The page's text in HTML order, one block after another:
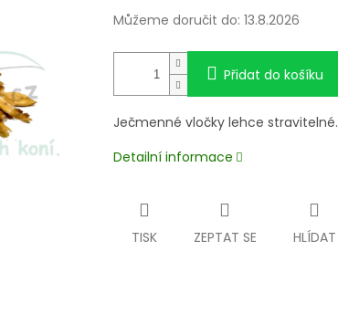
Můžeme doručit do: 13.8.2026
Přidat do košíku
Ječmenné vločky lehce stravitelné.
Detailní informace
TISK ZEPTAT SE HLÍDAT